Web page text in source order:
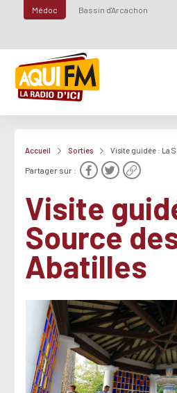
Médoc Bassin d'Arcachon
Accueil Sorties Visite guidée : La
Partager sur :
Visite
Source
Abatilles